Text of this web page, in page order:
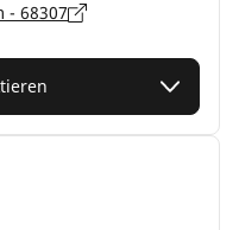
- 68307